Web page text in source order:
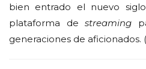
bien entrado el nuevo
plataforma destreaming
generaciones de aficionados.